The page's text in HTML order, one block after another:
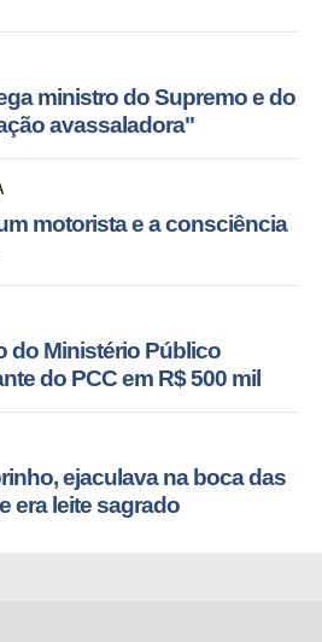
ministro do Supremo e do
avassaladora"
motorista e a consciência
do Ministério Público
do PCC em R$ 500 mil
ejaculava na boca das
era leite sagrado